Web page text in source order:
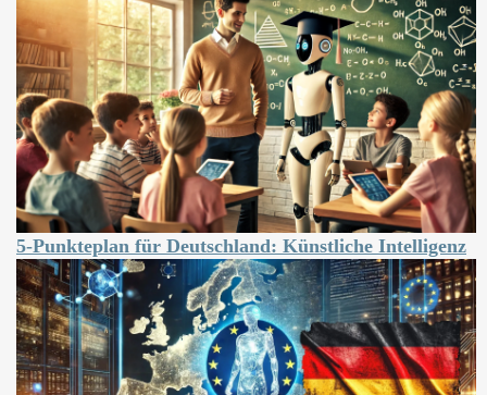
5-Punkteplan für Deutschland: Künstliche Intelligenz